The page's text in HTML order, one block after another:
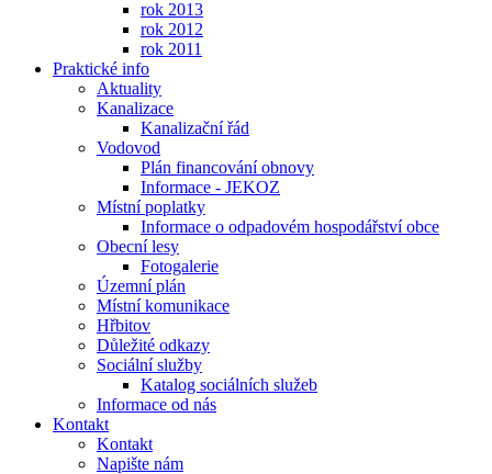
rok 2013
rok 2012
rok 2011
Praktické info
Aktuality
Kanalizace
Kanalizační řád
Vodovod
Plán financování obnovy
Informace - JEKOZ
Místní poplatky
Informace o odpadovém hospodářství obce
Obecní lesy
Fotogalerie
Územní plán
Místní komunikace
Hřbitov
Důležité odkazy
Sociální služby
Katalog sociálních služeb
Informace od nás
Kontakt
Kontakt
Napište nám